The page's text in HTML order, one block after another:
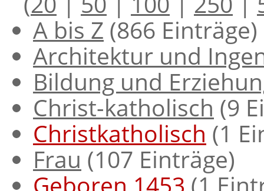
A bis Z ‏‎ (866 Einträge)
Architektur und
Bildung und
Christ-katholisch (9
Christkatholisch (1
Frau ‏‎ (107 Einträge)